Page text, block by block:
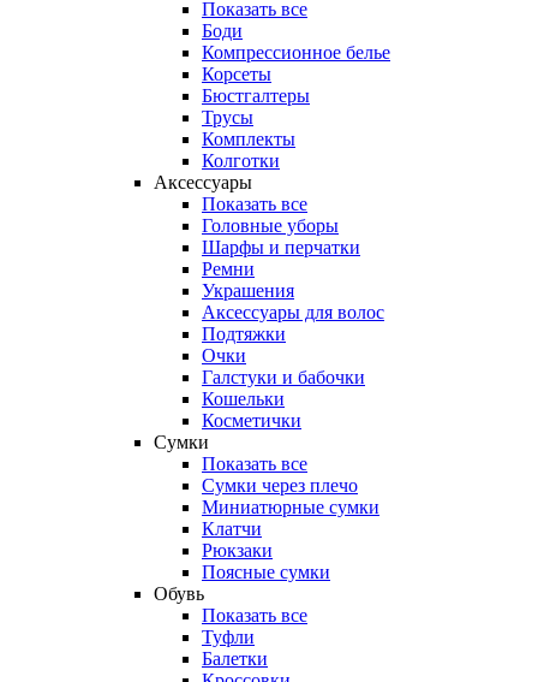
Показать все
Боди
Компрессионное белье
Корсеты
Бюстгалтеры
Трусы
Комплекты
Колготки
Аксессуары
Показать все
Головные уборы
Шарфы и перчатки
Ремни
Украшения
Аксессуары для волос
Подтяжки
Очки
Галстуки и бабочки
Кошельки
Косметички
Сумки
Показать все
Сумки через плечо
Миниатюрные cумки
Клатчи
Рюкзаки
Поясные сумки
Обувь
Показать все
Туфли
Балетки